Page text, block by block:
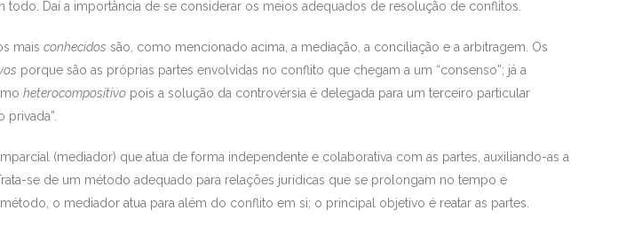
Daí a importância de se considerar os meios adequados de resolução de conflitos.
mais conhecidos são, como mencionado acima, a mediação, a conciliação e a arbitragem. Os
porque são as próprias partes envolvidas no conflito que chegam a um “consenso”; já a
heterocompositivo pois a solução da controvérsia é delegada para um terceiro particular
(mediador) que atua de forma independente e colaborativa com as partes, auxiliando-as a
se de um método adequado para relações jurídicas que se prolongam no tempo e
o mediador atua para além do conflito em si; o principal objetivo é reatar as partes.